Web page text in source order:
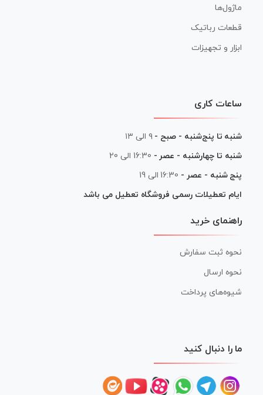
ماژول‌ها
قطعات رباتیک
ابزار و تجهیزات
ساعات کاری
شنبه تا پنج‌شنبه - صبح - ۹ الی ۱۳
شنبه تا چهارشنبه - عصر - 16:30 الی 20
پنج شنبه - عصر - 16:30 الی 19
ایام تعطیلات رسمی فروشگاه تعطیل می باشد
راهنمای خرید
نحوه ثبت سفارش
نحوه ارسال
شیوه‌های پرداخت
ما را دنبال کنید